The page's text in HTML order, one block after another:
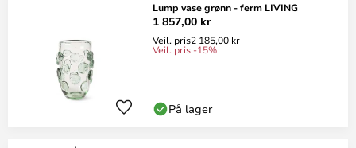
Lump vase grønn - ferm LIVING
1 857,00 kr
Veil. pris2 185,00 kr
Veil. pris -15%
På lager